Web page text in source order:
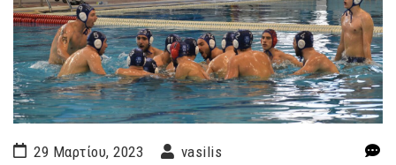
29 Μαρτίου, 2023 vasilis